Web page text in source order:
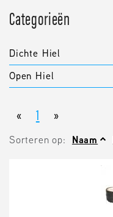
Categorieën
Dichte Hiel
Open Hiel
« 1 »
Sorteren op: Naam